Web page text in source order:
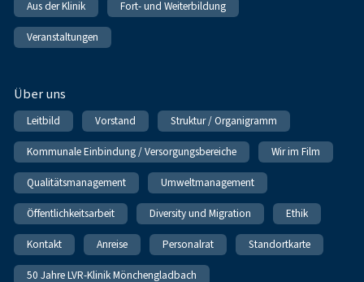
Aus der Klinik Fort- und Weiterbildung
Veranstaltungen
Über uns
Leitbild Vorstand Struktur / Organigramm
Kommunale Einbindung / Versorgungsbereiche Wir im Film
Qualitätsmanagement Umweltmanagement
Öffentlichkeitsarbeit Diversity und Migration Ethik
Kontakt Anreise Personalrat Standortkarte
50 Jahre LVR-Klinik Mönchengladbach